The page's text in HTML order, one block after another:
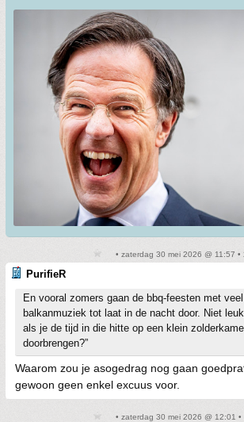
• zaterdag 30 mei 2026 @ 11:57 •
PurifieR
En vooral zomers gaan de bbq-feesten met
balkanmuziek tot laat in de nacht door. Niet
als je de tijd in die hitte op een klein
doorbrengen?”
Waarom zou je asogedrag nog gaan
gewoon geen enkel excuus voor.
• zaterdag 30 mei 2026 @ 12:01 •